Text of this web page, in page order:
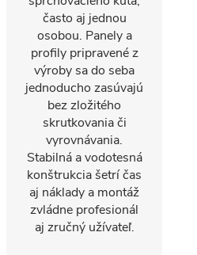
často aj jednou
osobou. Panely a
profily pripravené z
výroby sa do seba
jednoducho zasúvajú
bez zložitého
skrutkovania či
vyrovnávania.
Stabilná a vodotesná
konštrukcia šetrí čas
aj náklady a montáž
zvládne profesionál
aj zručný užívateľ.